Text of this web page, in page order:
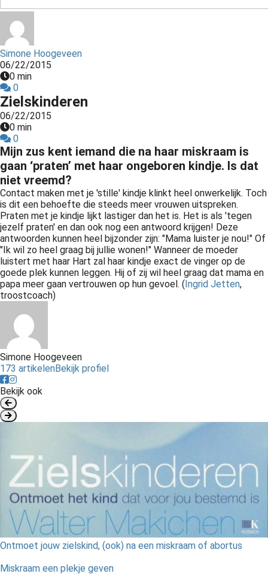
Simone Hoogeveen
06/22/2015
0 min
0
Zielskinderen
06/22/2015
0 min
0
Mijn zus kent iemand die na haar miskraam is
gaan ‘praten’ met haar ongeboren kindje. Is dat
niet vreemd?
Contact maken met je 'stille' kindje klinkt heel onwerkelijk. Toch
is dit een behoefte die steeds meer vrouwen uitspreken.
Praten met je kindje lijkt lastiger dan het is. Het is als 'tegen
jezelf praten' en dan ook nog een antwoord krijgen! Deze
antwoorden kunnen heel bijzonder zijn: "Mama luister je nou!" Of
"Ik wil zo heel graag bij jullie wonen!" Wanneer de moeder
luistert met haar Hart zal haar kindje exact de vinger op de
goede plek kunnen leggen. Hij of zij wil heel graag dat mama en
papa meer gaan vertrouwen op hun gevoel. (Ingrid Jetten,
troostcoach)
Simone Hoogeveen
173 artikelenBekijk profiel
Bekijk ook
Ontmoet jouw zielskind, (ook) na een miskraam of abortus
Miskraam een plekje geven
niet
worden
om
te
over
van
op
gebruikt
te
de
Hierdoor
van